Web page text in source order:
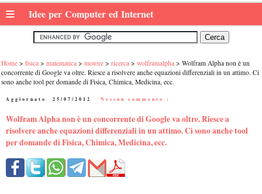
≡ Idee per Computer ed Internet
Home fisica matematica motore ricerca wolframalpha
Wolfram Alpha non è un
concorrente di Google va oltre. Riesce a risolvere anche equazioni differenziali in un attimo. Ci
sono anche tool per domande di Fisica, Chimica, Medicina, ecc.
Aggiornato: 25/07/2012 Nessun commento :
Wolfram Alpha non è un concorrente di Google va oltre. Riesce a
risolvere anche equazioni differenziali in un attimo. Ci sono anche tool
per domande di Fisica, Chimica, Medicina, ecc.